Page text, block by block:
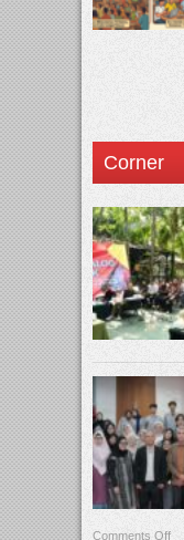
Corner
Comments Off